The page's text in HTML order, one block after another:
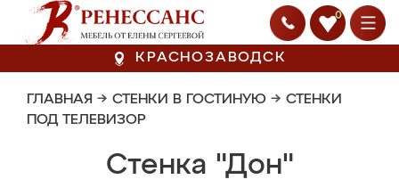
0
КРАСНОЗАВОДСК
ГЛАВНАЯ → СТЕНКИ В ГОСТИНУЮ → СТЕНКИ
ПОД ТЕЛЕВИЗОР
Стенка "Дон"